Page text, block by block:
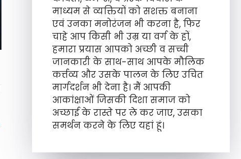
माध्यम से व्यक्तियों को सशक्त बनाना
एवं उनका मनोरंजन भी करना है, फिर
चाहे आप किसी भी उम्र या वर्ग के हों,
हमारा प्रयास आपको अच्छी व सच्ची
जानकारी के साथ-साथ आपके मौलिक
कर्त्तव्य और उसके पालन के लिए उचित
मार्गदर्शन भी देना है। मैं आपकी
आकांक्षाओं जिसकी दिशा समाज को
अच्छाई के रास्ते पर ले कर जाए, उसका
समर्थन करने के लिए यहां हूं।